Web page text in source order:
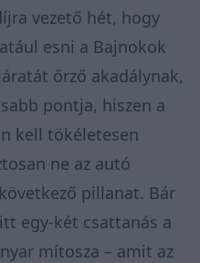
vezető hét, hogy
esni a Bajnokok
őrző akadálynak,
pontja, hiszen a
kell tökéletesen
ne az autó
pillanat. Bár
egy-két csattanás a
mítosza – amit az